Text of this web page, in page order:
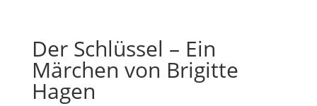
Der Schlüssel – Ein
Märchen von Brigitte
Hagen